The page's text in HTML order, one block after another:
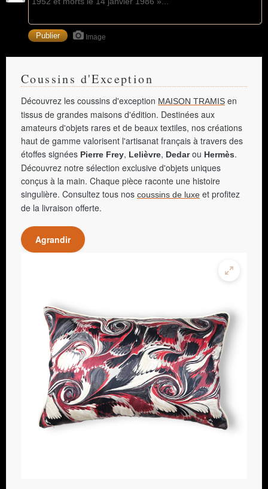
Image
Coussins d'Exception
Découvrez les coussins d'exception MAISON TRAMIS en
tissus de grandes maisons d'édition. Destinées aux
amateurs d'objets rares et de beaux textiles, nos créations
haut de gamme valorisent l'artisanat français à travers des
étoffes signées Pierre Frey, Lelièvre, Dedarou Hermès.
Découvrez notre sélection exclusive d'objets uniques
conçus à la main. Chaque pièce raconte une histoire
singulière. Consultez tous nos coussins de luxe et profitez
de la livraison offerte.
Agrandir